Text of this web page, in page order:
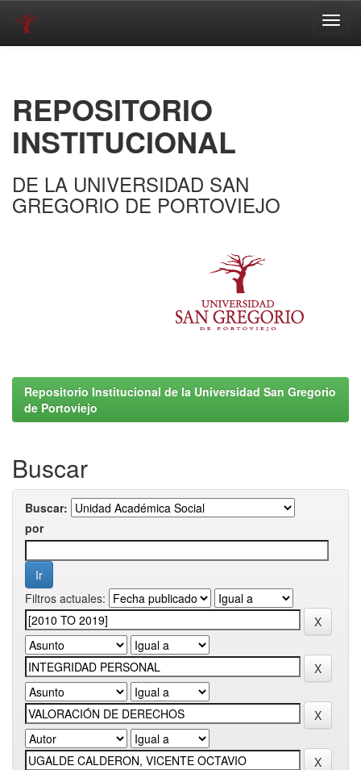
REPOSITORIO
INSTITUCIONAL
DE LA UNIVERSIDAD SAN
GREGORIO DE PORTOVIEJO
Repositorio Institucional de la Universidad San Gregorio
de Portoviejo
Buscar
Buscar:
por
Filtros actuales: